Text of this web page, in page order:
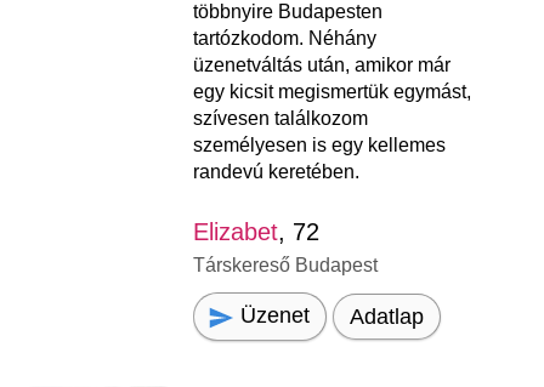
többnyire Budapesten
tartózkodom. Néhány
üzenetváltás után, amikor már
egy kicsit megismertük egymást,
szívesen találkozom
személyesen is egy kellemes
randevú keretében.
Elizabet, 72
Társkereső Budapest
Üzenet Adatlap